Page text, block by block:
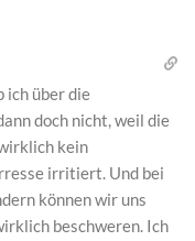
ich über die
doch nicht, weil die
kein
irritiert. Und bei
können wir uns
beschweren. Ich